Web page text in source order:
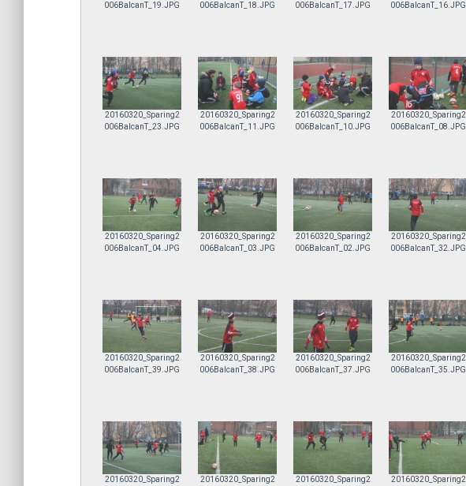
006BalcanT_19.JPG
006BalcanT_18.JPG
006BalcanT_17.JPG
006BalcanT_16.JPG
20160320_Sparing2
006BalcanT_23.JPG
20160320_Sparing2
006BalcanT_11.JPG
20160320_Sparing2
006BalcanT_10.JPG
20160320_Sparing2
006BalcanT_08.JPG
20160320_Sparing2
006BalcanT_04.JPG
20160320_Sparing2
006BalcanT_03.JPG
20160320_Sparing2
006BalcanT_02.JPG
20160320_Sparing2
006BalcanT_32.JPG
20160320_Sparing2
006BalcanT_39.JPG
20160320_Sparing2
006BalcanT_38.JPG
20160320_Sparing2
006BalcanT_37.JPG
20160320_Sparing2
006BalcanT_35.JPG
20160320_Sparing2
20160320_Sparing2
20160320_Sparing2
20160320_Sparing2